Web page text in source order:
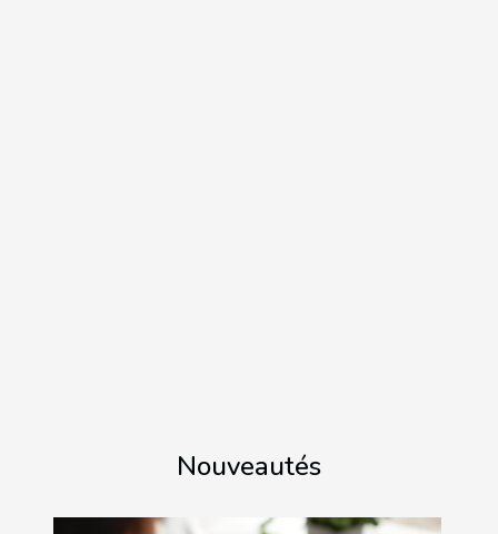
Nouveautés